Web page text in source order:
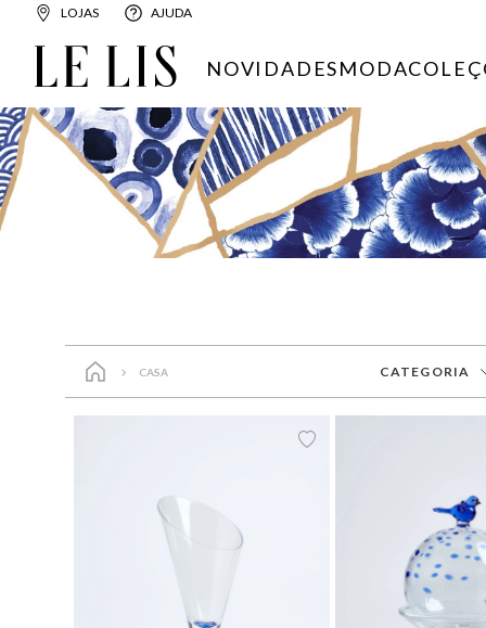
LOJAS AJUDA
NOVIDADESMODA
CASA CATEGORIA
Aromas